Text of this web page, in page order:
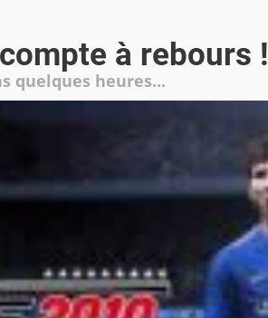
à rebours !
quelques heures...